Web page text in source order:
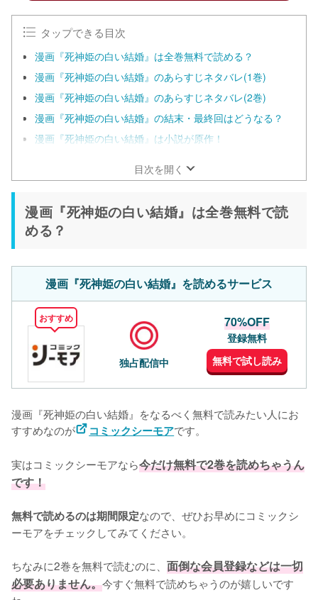
タップできる目次
漫画『死神姫の白い結婚』は全巻無料で読める？
漫画『死神姫の白い結婚』のあらすじネタバレ(1巻)
漫画『死神姫の白い結婚』のあらすじネタバレ(2巻)
漫画『死神姫の白い結婚』の結末・最終回はどうなる？
漫画『死神姫の白い結婚』は小説が原作！
目次を開く
漫画『死神姫の白い結婚』は全巻無料で読
める？
漫画『死神姫の白い結婚』を読めるサービス
おすすめ
独占配信中
70%OFF
登録無料
無料で試し読み
漫画『死神姫の白い結婚』をなるべく無料で読みたい人にお
すすめなのが
コミックシーモアです。
実はコミックシーモアなら今だけ無料で2巻を読めちゃうん
です！
無料で読めるのは期間限定なので、ぜひお早めにコミックシ
ーモアをチェックしてみてください。
ちなみに2巻を無料で読むのに、 面倒な会員登録などは一切
必要ありません。今すぐ無料で読めちゃうのが嬉しいです